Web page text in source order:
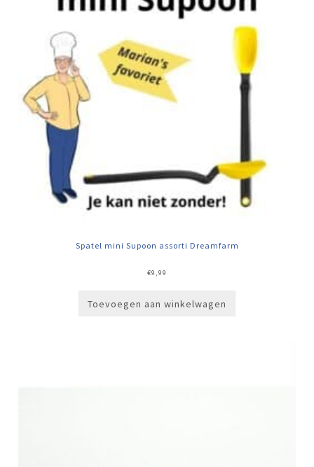
Spatel mini Supoon assorti Dreamfarm
€9,99
Toevoegen aan winkelwagen